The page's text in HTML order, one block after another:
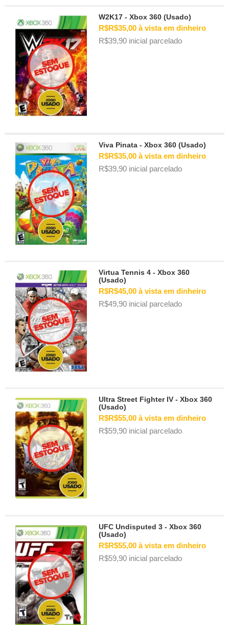
W2K17 - Xbox 360 (Usado)
R$R$35,00 à vista em dinheiro
R$39,90 inicial parcelado
Viva Pinata - Xbox 360 (Usado)
R$R$35,00 à vista em dinheiro
R$39,90 inicial parcelado
Virtua Tennis 4 - Xbox 360
(Usado)
R$R$45,00 à vista em dinheiro
R$49,90 inicial parcelado
Ultra Street Fighter IV - Xbox 360
(Usado)
R$R$55,00 à vista em dinheiro
R$59,90 inicial parcelado
UFC Undisputed 3 - Xbox 360
(Usado)
R$R$55,00 à vista em dinheiro
R$59,90 inicial parcelado